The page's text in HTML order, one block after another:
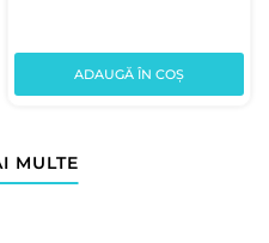
ADAUGĂ ÎN COȘ
MULTE